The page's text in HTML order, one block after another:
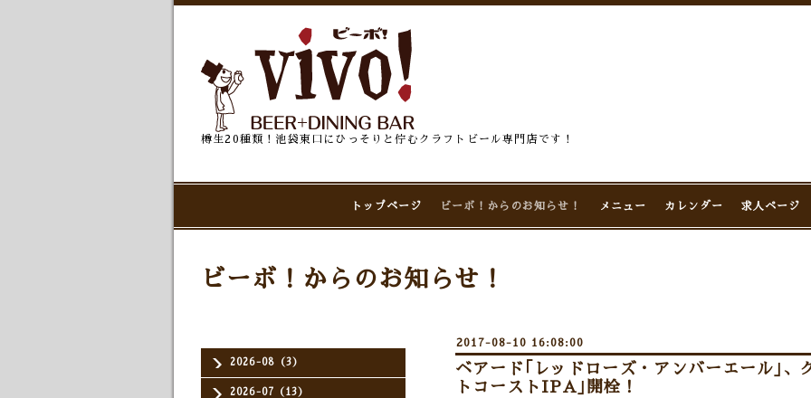
樽生20種類！池袋東口にひっそりと佇むクラフトビール専門店です！
トップページ ビーボ！からのお知らせ！ メニュー カレンダー 求人ページ
2026-08（3）
2026-07（13）
ビーボ！からのお知らせ！
2017-08-10 16:08:00
ベアード｢レッドローズ・アンバーエール｣、
トコーストIPA｣開栓！